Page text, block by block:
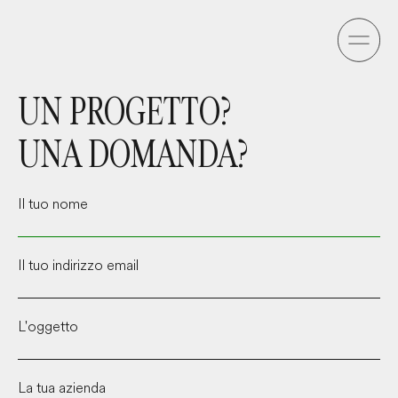
UN PROGETTO?
UNA DOMANDA?
Il tuo nome
Il tuo indirizzo email
L'oggetto
La tua azienda